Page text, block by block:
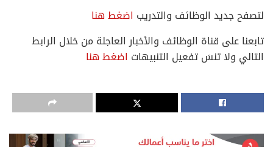
لتصفح جديد الوظائف والتدريب اضغط هنا
تابعنا على قناة الوظائف والأخبار العاجلة من خلال الرابط
التالي ولا تنسَ تفعيل التنبيهات اضغط هنا